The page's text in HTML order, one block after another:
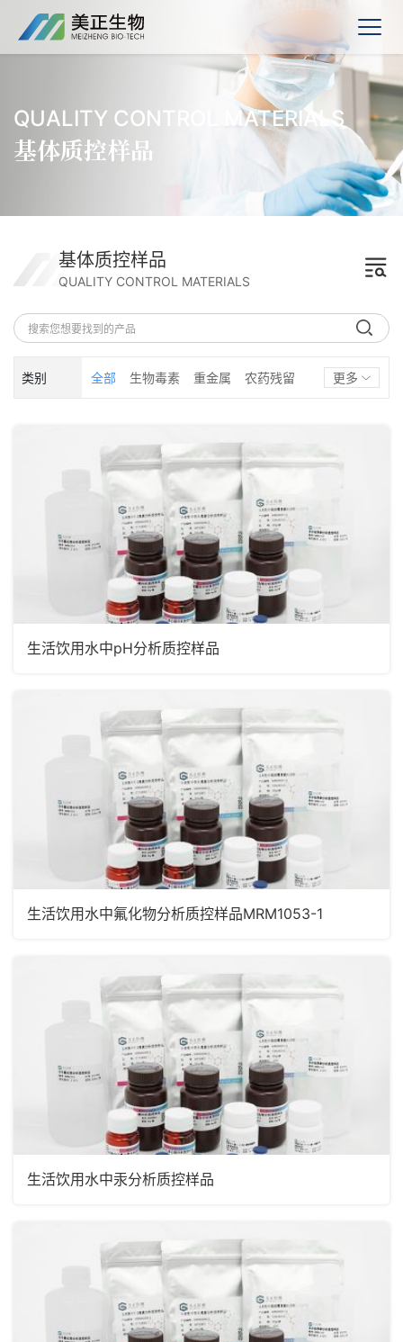
QUALITY CONTROL MATERIALS
基体质控样品
基体质控样品
QUALITY CONTROL MATERIALS
类别 全部 生物毒素 重金属 农药残留 更多
生活饮用水中pH分析质控样品
生活饮用水中氟化物分析质控样品MRM1053-1
生活饮用水中汞分析质控样品